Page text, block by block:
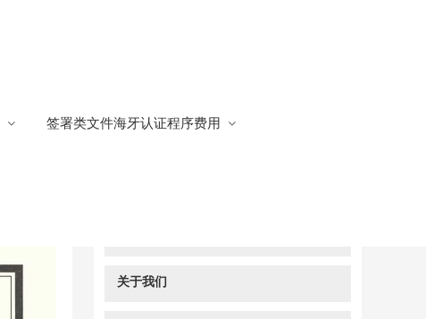
签署类文件海牙认证程序费用
关于我们